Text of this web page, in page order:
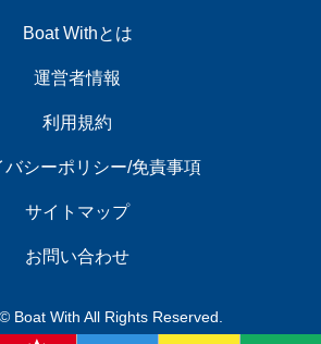
Boat Withとは
運営者情報
利用規約
バシーポリシー/免責事項
サイトマップ
お問い合わせ
Boat With All Rights Reserved.